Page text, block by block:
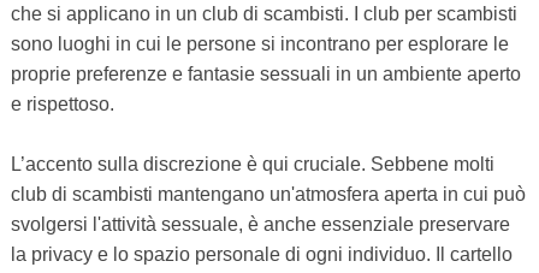
che si applicano in un club di scambisti. I club per scambisti
sono luoghi in cui le persone si incontrano per esplorare le
proprie preferenze e fantasie sessuali in un ambiente aperto
e rispettoso.
L’accento sulla discrezione è qui cruciale. Sebbene molti
club di scambisti mantengano un'atmosfera aperta in cui può
svolgersi l'attività sessuale, è anche essenziale preservare
la privacy e lo spazio personale di ogni individuo. Il cartello